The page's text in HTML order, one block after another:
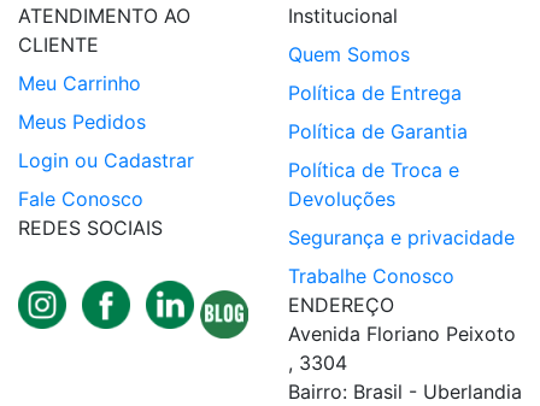
ATENDIMENTO AO
CLIENTE
Meu Carrinho
Meus Pedidos
Login ou Cadastrar
Fale Conosco
REDES SOCIAIS
Institucional
Quem Somos
Política de Entrega
Política de Garantia
Política de Troca e
Devoluções
Segurança e privacidade
Trabalhe Conosco
ENDEREÇO
Avenida Floriano Peixoto
, 3304
Bairro: Brasil - Uberlandia